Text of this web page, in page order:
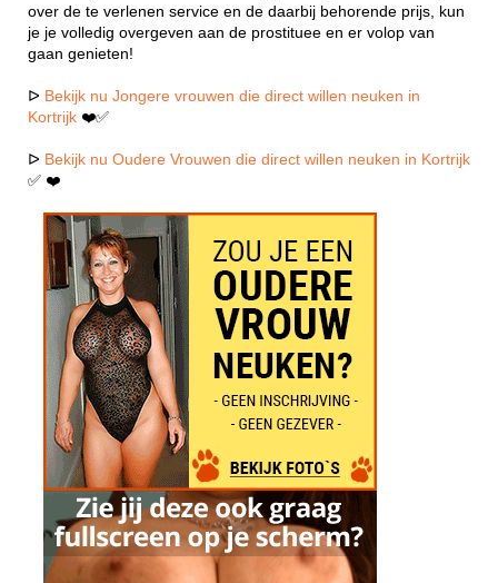
over de te verlenen service en de daarbij behorende prijs, kun
je je volledig overgeven aan de prostituee en er volop van
gaan genieten!
ᐅ Bekijk nu Jongere vrouwen die direct willen neuken in
Kortrijk ❤️✅
ᐅ Bekijk nu Oudere Vrouwen die direct willen neuken in Kortrijk
✅ ❤️